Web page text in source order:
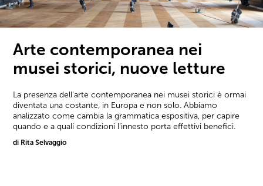
Arte contemporanea nei
musei storici, nuove letture
La presenza dell'arte contemporanea nei musei storici è ormai
diventata una costante, in Europa e non solo. Abbiamo
analizzato come cambia la grammatica espositiva, per capire
quando e a quali condizioni l'innesto porta effettivi benefici.
di Rita Selvaggio